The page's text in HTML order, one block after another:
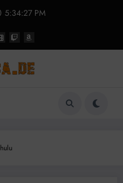
5:34:28 PM
hulu